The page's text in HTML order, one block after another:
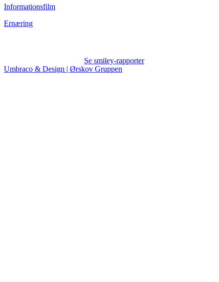
Informationsfilm
Ernæring
Se smiley-rapporter
Umbraco & Design | Ørskov Gruppen